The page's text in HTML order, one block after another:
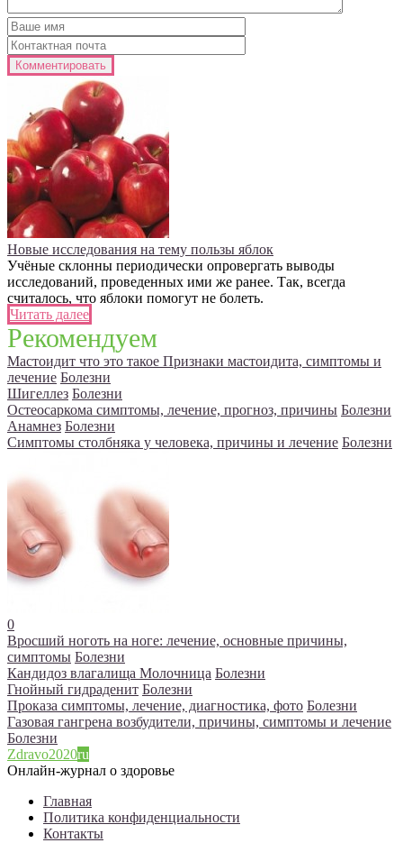
Новые исследования на тему пользы яблок
Учёные склонны периодически опровергать выводы
исследований, проведенных ими же ранее. Так, всегда
считалось, что яблоки помогут не болеть.
Читать далее
Рекомендуем
Мастоидит что это такое Признаки мастоидита, симптомы и
лечение Болезни
Шигеллез Болезни
Остеосаркома симптомы, лечение, прогноз, причины Болезни
Анамнез Болезни
Симптомы столбняка у человека, причины и лечение Болезни
0
Вросший ноготь на ноге: лечение, основные причины,
симптомы Болезни
Кандидоз влагалища Молочница Болезни
Гнойный гидраденит Болезни
Проказа симптомы, лечение, диагностика, фото Болезни
Газовая гангрена возбудители, причины, симптомы и лечение
Болезни
Zdravo2020ru
Онлайн-журнал о здоровье
Главная
Политика конфиденциальности
Контакты